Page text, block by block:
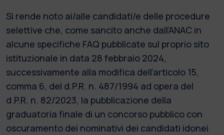
Si rende noto ai/alle candidati/e delle procedure
selettive che, come sancito anche dall’ANAC in
alcune specifiche FAQ pubblicate sul proprio sito
istituzionale in data 28 febbraio 2024,
successivamente alla modifica dell’articolo 15,
comma 6, del d.P.R. n. 487/1994 ad opera del
d.P.R. n. 82/2023, la pubblicazione della
graduatoria finale di un concorso pubblico con
oscuramento dei nominativi dei candidati idonei